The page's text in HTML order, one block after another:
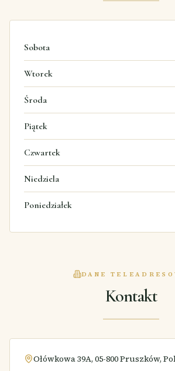
Sobota
Wtorek
Środa
Piątek
Czwartek
Niedziela
Poniedziałek
DANE
Kontakt
Ołówkowa 39A, 05-800 Pruszków,